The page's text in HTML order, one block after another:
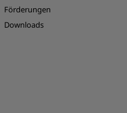
Förderungen
Downloads